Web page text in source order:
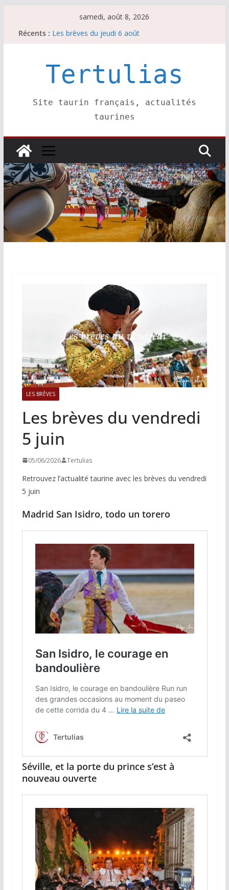
samedi, août 8, 2026
Récents : Les brèves du jeudi 6 août
Escalafón 2026 – matadors de toros-
Escalafón 2026 – novilleros –
Tertulias
Site taurin français, actualités
taurines
LES BRÈVES
Les brèves du vendredi
5 juin
05/06/2026 Tertulias
Retrouvez l’actualité taurine avec les brèves du vendredi
5 juin
Madrid San Isidro, todo un torero
Séville, et la porte du prince s’est à
nouveau ouverte